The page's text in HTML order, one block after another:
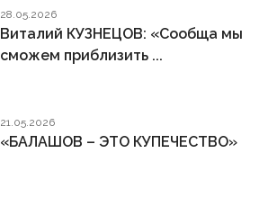
28.05.2026
Виталий КУЗНЕЦОВ: «Сообща мы
сможем приблизить ...
21.05.2026
«БАЛАШОВ – ЭТО КУПЕЧЕСТВО»